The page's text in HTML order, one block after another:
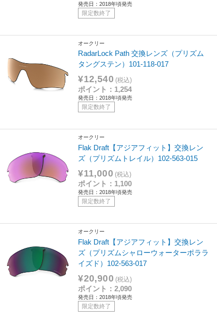
発売日：2018年頃発売
限定数終了
オークリー
RadarLock Path 交換レンズ（プリズム
タングステン）101-118-017
¥12,540 (税込)
ポイント：1,254
発売日：2018年頃発売
限定数終了
オークリー
Flak Draft【アジアフィット】交換レン
ズ（プリズムトレイル）102-563-015
¥11,000 (税込)
ポイント：1,100
発売日：2018年頃発売
限定数終了
オークリー
Flak Draft【アジアフィット】交換レン
ズ（プリズムシャローウォーターポララ
イズド）102-563-017
¥20,900 (税込)
ポイント：2,090
発売日：2018年頃発売
限定数終了